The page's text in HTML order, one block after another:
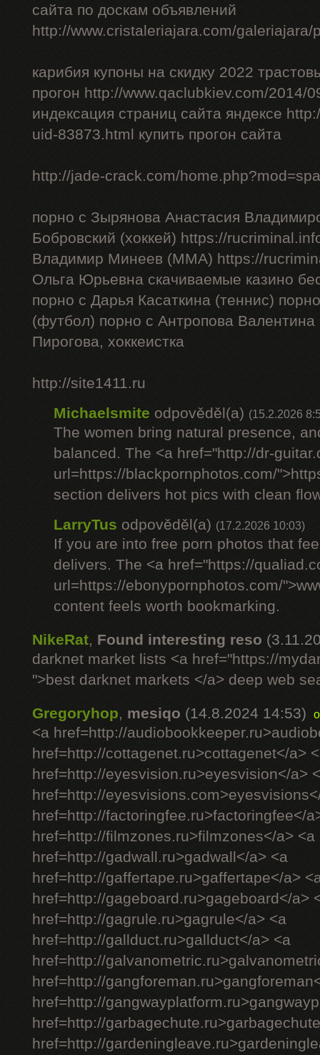
сайта по доскам объявлений
http://www.cristaleriajara.com/galeriajara/
карибия купоны на скидку 2022
прогон http://www.qaclubkiev.com/2014/
индексация страниц сайта яндексе
uid-83873.html купить прогон сайта
http://jade-crack.com/
порно с Зырянова Анастасия
Бобровский (хоккей) https://
Владимир Минеев (ММА) https://
Ольга Юрьевна скачиваемые казино
порно с Дарья Касаткина (теннис)
(футбол) порно с Антропова
Пирогова, хоккеистка
http://site1411.ru
Michaelsmite odpověděl(a) (15.2.2026
The women bring natural presence,
balanced. The <a href="http://dr-
url=https://blackpornphotos.com/
section delivers hot pics with clean
LarryTus odpověděl(a) (17.2.2026 10:03)
If you are into free porn photos that
delivers. The <a href="https://
url=https://ebonypornphotos.com/
content feels worth bookmarking.
NikeRat, Found interesting reso
darknet market lists <a href="https://
">best darknet markets </a> deep web
Gregoryhop, mesiqo (14.8.2024 14:53)
<a href=http://
href=http://cottagenet.ru>cottagenet</a>
href=http://eyesvision.ru>eyesvision</a>
href=http://
href=http://factoringfee.ru>factoringfee</
href=http://filmzones.ru>filmzones</a> <a
href=http://gadwall.ru>gadwall</a> <a
href=http://gaffertape.ru>gaffertape</a>
href=http://gageboard.ru>gageboard</a>
href=http://gagrule.ru>gagrule</a> <a
href=http://gallduct.ru>gallduct</a> <a
href=http://
href=http://
href=http://
href=http://
href=http://